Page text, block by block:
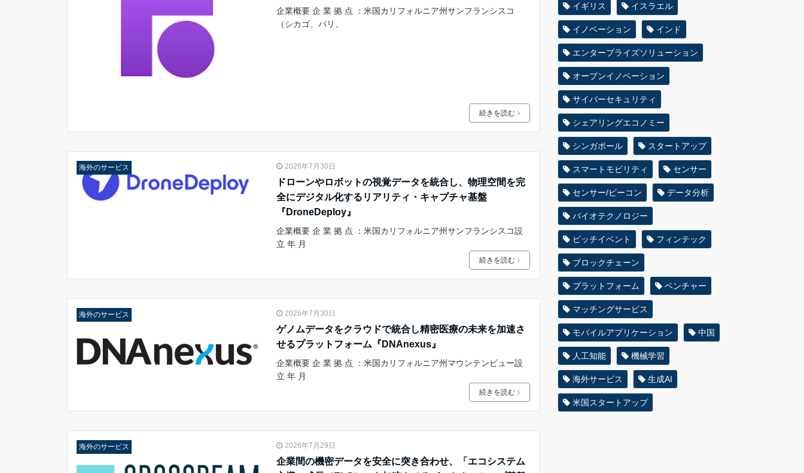
企業概要 企 業 拠 点 ：米国カリフォルニア州サンフランシスコ
（シカゴ、パリ、
続きを読む
海外のサービス 2026年7月30日
ドローンやロボットの視覚データを統合し、物理空間を完
全にデジタル化するリアリティ・キャプチャ基盤
『DroneDeploy』
企業概要 企 業 拠 点 ：米国カリフォルニア州サンフランシスコ設
立 年 月
続きを読む
海外のサービス 2026年7月30日
ゲノムデータをクラウドで統合し精密医療の未来を加速さ
せるプラットフォーム『DNAnexus』
企業概要 企 業 拠 点 ：米国カリフォルニア州マウンテンビュー設
立 年 月
続きを読む
海外のサービス 2026年7月29日
企業間の機密データを安全に突き合わせ、「エコシステム
イギリス イスラエル
イノベーション インド
エンタープライズソリューション
オープンイノベーション
サイバーセキュリティ
シェアリングエコノミー
シンガポール スタートアップ
スマートモビリティ センサー
センサー/ビーコン データ分析
バイオテクノロジー
ピッチイベント フィンテック
ブロックチェーン
プラットフォーム ベンチャー
マッチングサービス
モバイルアプリケーション 中国
人工知能 機械学習
海外サービス 生成AI
米国スタートアップ